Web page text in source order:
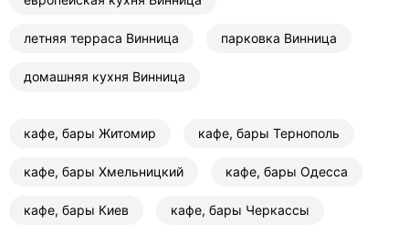
летняя терраса Винница парковка Винница
домашняя кухня Винница
кафе, бары Житомир кафе, бары Тернополь
кафе, бары Хмельницкий кафе, бары Одесса
кафе, бары Киев кафе, бары Черкассы